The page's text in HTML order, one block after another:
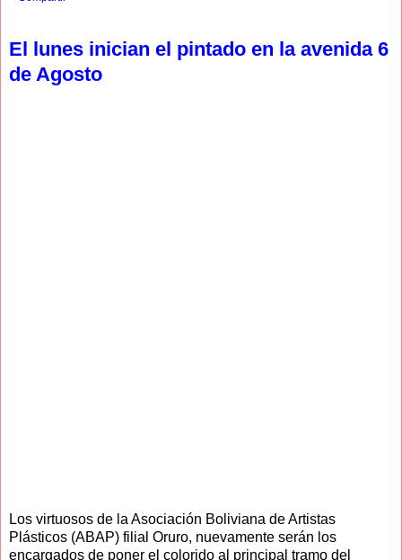
El lunes inician el pintado en la avenida 6
de Agosto
Los virtuosos de la Asociación Boliviana de Artistas
Plásticos (ABAP) filial Oruro, nuevamente serán los
encargados de poner el colorido al principal tramo del